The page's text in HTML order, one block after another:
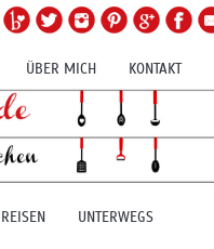
ÜBER MICH KONTAKT
REISEN UNTERWEGS